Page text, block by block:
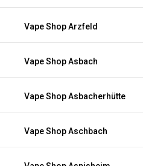
Vape Shop Arzfeld
Vape Shop Asbach
Vape Shop Asbacherhütte
Vape Shop Aschbach